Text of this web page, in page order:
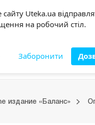
сайту Uteka.ua
на робочий стіл.
Заборонити
Правовая база
Все категории
издание «Баланс»